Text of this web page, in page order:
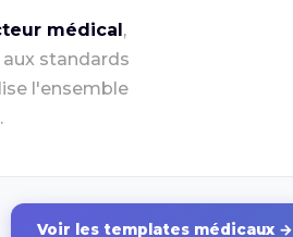
médical,
standards
l'ensemble
Voir les templates médicaux →